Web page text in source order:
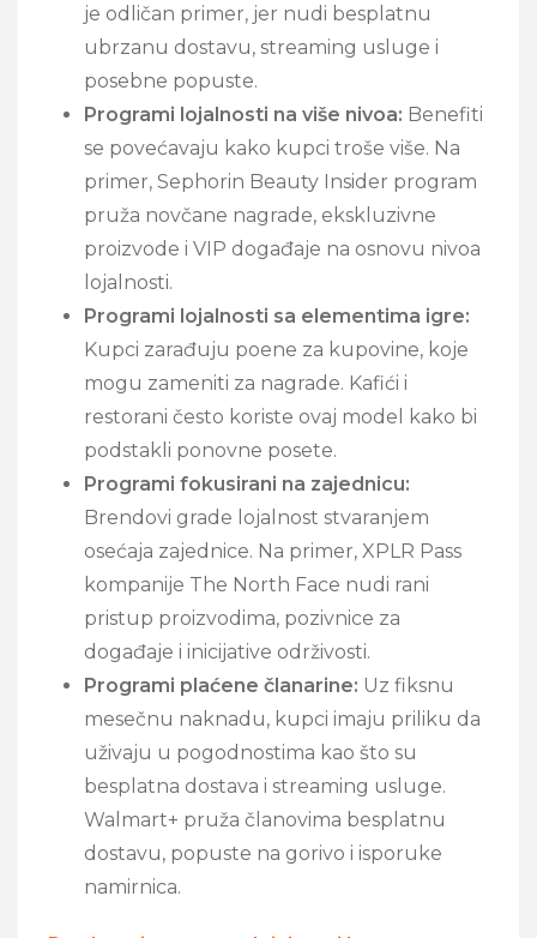
je odličan primer, jer nudi besplatnu
ubrzanu dostavu, streaming usluge i
posebne popuste.
Programi lojalnosti na više nivoa: Benefiti
se povećavaju kako kupci troše više. Na
primer, Sephorin Beauty Insider program
pruža novčane nagrade, ekskluzivne
proizvode i VIP događaje na osnovu nivoa
lojalnosti.
Programi lojalnosti sa elementima igre:
Kupci zarađuju poene za kupovine, koje
mogu zameniti za nagrade. Kafići i
restorani često koriste ovaj model kako bi
podstakli ponovne posete.
Programi fokusirani na zajednicu:
Brendovi grade lojalnost stvaranjem
osećaja zajednice. Na primer, XPLR Pass
kompanije The North Face nudi rani
pristup proizvodima, pozivnice za
događaje i inicijative održivosti.
Programi plaćene članarine: Uz fiksnu
mesečnu naknadu, kupci imaju priliku da
uživaju u pogodnostima kao što su
besplatna dostava i streaming usluge.
Walmart+ pruža članovima besplatnu
dostavu, popuste na gorivo i isporuke
namirnica.